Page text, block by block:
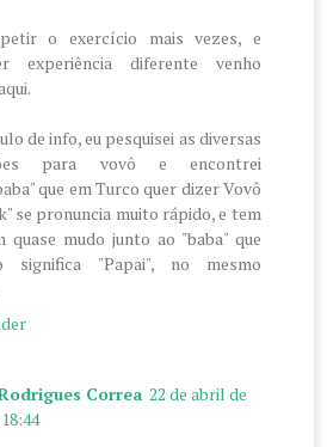
o exercício mais vezes, e
experiência diferente venho
de info, eu pesquisei as diversas
para vovô e encontrei
que em Turco quer dizer Vovô
se pronuncia muito rápido, e tem
quase mudo junto ao "baba" que
significa "Papai", no mesmo
Correa 22 de abril de